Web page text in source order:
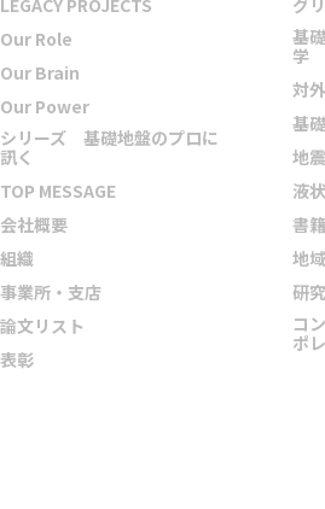
LEGACY PROJECTS
Our Role
Our Brain
Our Power
シリーズ 基礎地盤のプロに
訊く
TOP MESSAGE
会社概要
組織
事業所・支店
論文リスト
表彰
グ
基
学
対
基
地
液
書
地
研
コ
ポ